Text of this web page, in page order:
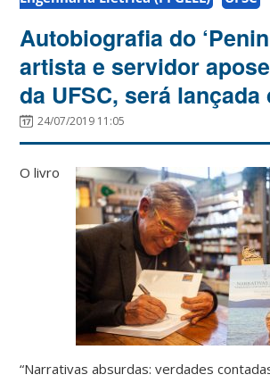
Autobiografia do
artista e servidor
da UFSC, será lançada
24/07/2019 11:05
O livro
“Narrativas absurdas: verdades